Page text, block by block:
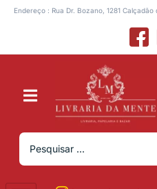
Endereço : Rua Dr. Bozano, 1281 Calçadão